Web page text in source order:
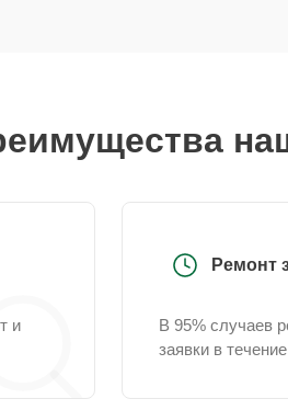
и
Ремонт
В 95% случаев
заявки в